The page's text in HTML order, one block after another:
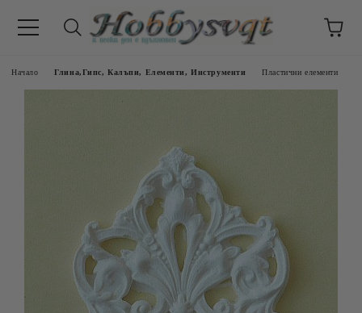
Начало Глина,Гипс, Калъпи, Елементи, Инструменти Пластични елементи